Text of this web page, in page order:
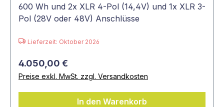
600 Wh und 2x XLR 4-Pol (14,4V) und 1x XLR 3-
Pol (28V oder 48V) Anschlüsse
Lieferzeit: Oktober 2026
4.050,00 €
Preise exkl. MwSt. zzgl. Versandkosten
In den Warenkorb